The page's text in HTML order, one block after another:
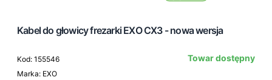
Kabel do głowicy frezarki EXO CX3 - nowa wersja
Kod: 155546
Marka: EXO
Towar dostępny